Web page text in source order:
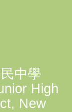
中學
High
New